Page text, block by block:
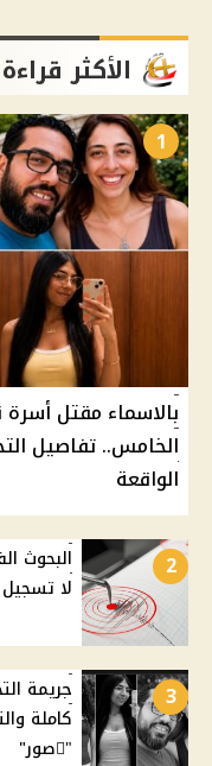
الأكثر قراءة
1
بالاسماء مقتل أسرة
الخامس.. تفاصيل
الواقعة
2
البحوث
لا
3
جريمة
كاملة
"ًصور"